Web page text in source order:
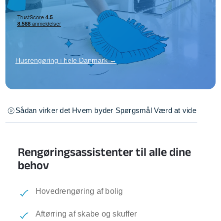
Husrengøring i hele Danmark →
Sådan virker det Hvem byder Spørgsmål Værd at vide
Rengøringsassistenter til alle dine
behov
Hovedrengøring af bolig
Aftørring af skabe og skuffer